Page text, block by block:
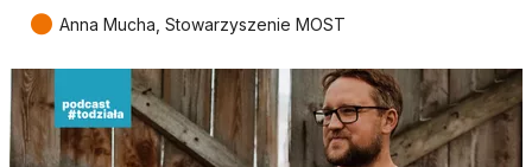
● Anna Mucha, Stowarzyszenie MOST